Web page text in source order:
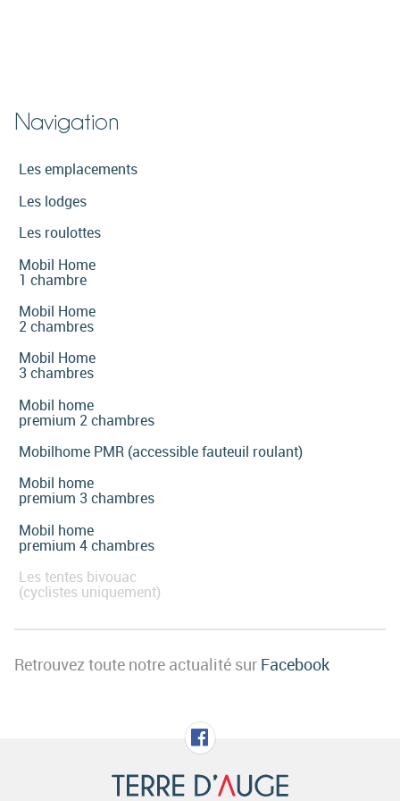
Navigation
Les emplacements
Les lodges
Les roulottes
Mobil Home
1 chambre
Mobil Home
2 chambres
Mobil Home
3 chambres
Mobil home
premium 2 chambres
Mobilhome PMR (accessible fauteuil roulant)
Mobil home
premium 3 chambres
Mobil home
premium 4 chambres
Les tentes bivouac
(cyclistes uniquement)
Retrouvez toute notre actualité sur Facebook